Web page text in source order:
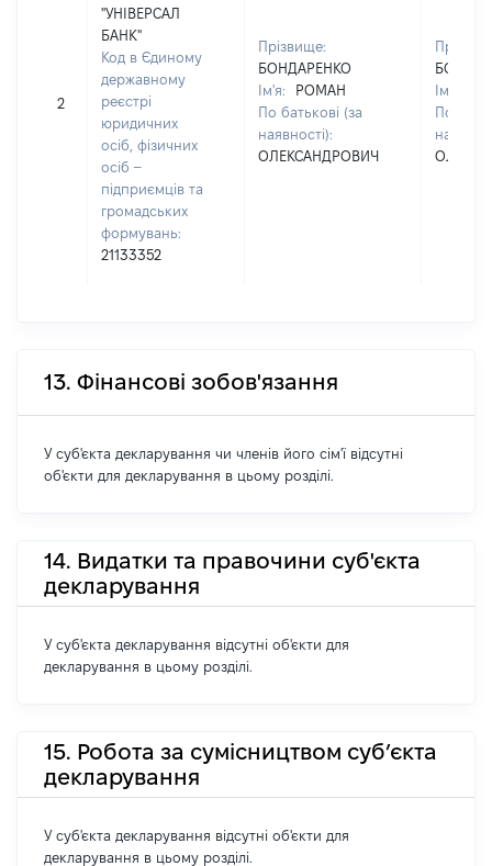
2
"УНІВЕРСАЛ
БАНК"
Код в Єдиному
державному
реєстрі
юридичних
осіб, фізичних
осіб –
підприємців та
громадських
формувань:
21133352
Прізвище:
БОНДАРЕНКО
Ім'я:
РОМАН
По батькові (за
наявності):
ОЛЕКСАНДРОВИЧ
Ім'я:
По
13. Фінансові зобов'язання
У суб'єкта декларування чи членів його сім'ї відсутні
об'єкти для декларування в цьому розділі.
14. Видатки та правочини суб'єкта
декларування
У суб'єкта декларування відсутні об'єкти для
декларування в цьому розділі.
15. Робота за сумісництвом суб’єкта
декларування
У суб'єкта декларування відсутні об'єкти для
декларування в цьому розділі.